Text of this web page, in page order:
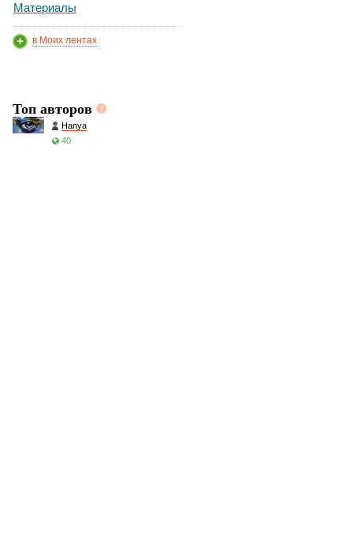
Материалы
в Моих лентах
Топ авторов
Hanya
40